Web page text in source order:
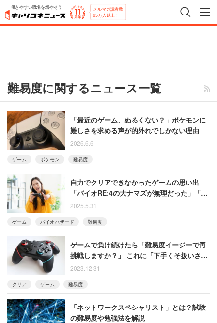
働きやすい職場を増やそう メルマガ読者数
65万人以上！
難易度に関するニュース一覧
「最近のゲーム、ぬるくない？」ポケモンに
難しさを求める声が的外れでしかない理由
2026.6.6
ゲーム ポケモン 難易度
自力でクリアできなかったゲームの思い出
「バイオRE:4の大ナマズが無理だった」「ダ
ークソウル。死にゲー向いてなかった」など
2025.5.31
ゲーム バイオハザード 難易度
ゲームで負け続けたら「難易度イージーで再
挑戦しますか？」 これに「下手くそ扱いされ
てるみたいでムカつく」という声
2023.12.31
クリア ゲーム 難易度
「ネットワークスペシャリスト」とは？試験
の難易度や勉強法を解説